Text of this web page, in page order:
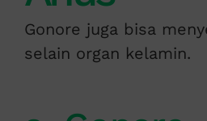
Gonore juga bisa
selain organ kelamin.